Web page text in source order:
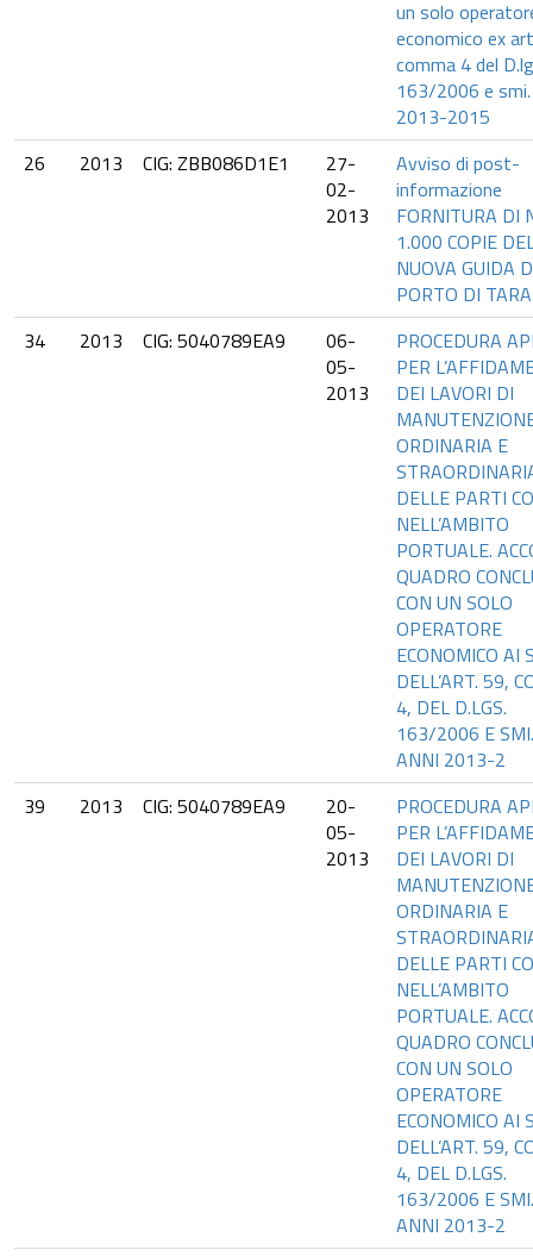
un solo
economico ex
comma 4 del
163/2006 e
2013-2015
26
2013 CIG: ZBB086D1E1
27-
02-
2013
Avviso di post-
informazione
FORNITURA DI
1.000 COPIE
NUOVA GUIDA
PORTO DI
34
2013 CIG: 5040789EA9
06-
05-
2013
PROCEDURA
PER
DEI LAVORI DI
ORDINARIA E
DELLE PARTI
NELL’AMBITO
PORTUALE.
QUADRO
CON UN SOLO
OPERATORE
ECONOMICO AI
DELL’ART. 59,
4, DEL D.LGS.
163/2006 E SMI.
ANNI 2013-2
39
2013 CIG: 5040789EA9
20-
05-
2013
PROCEDURA
PER
DEI LAVORI DI
ORDINARIA E
DELLE PARTI
NELL’AMBITO
PORTUALE.
QUADRO
CON UN SOLO
OPERATORE
ECONOMICO AI
DELL’ART. 59,
4, DEL D.LGS.
163/2006 E SMI.
ANNI 2013-2